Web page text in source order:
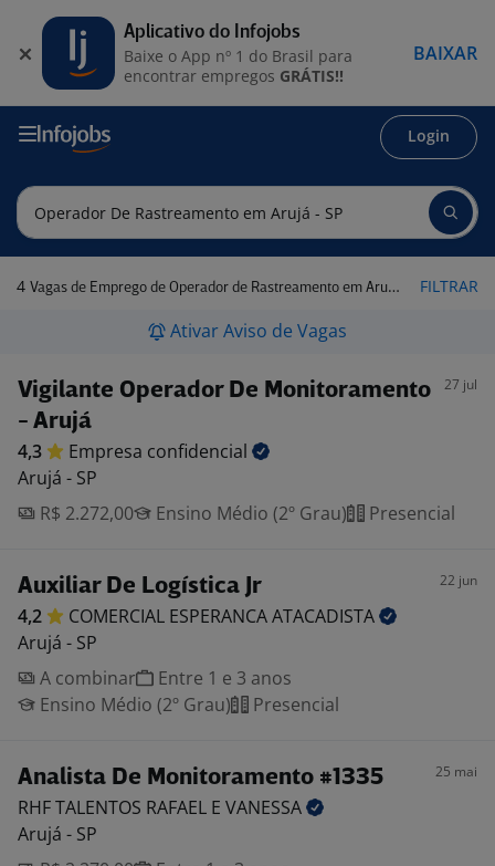
Login
4 Vagas de Emprego de Operador de Rastreamento em Arujá - SP FILTRAR
Ativar Aviso de Vagas
Vigilante Operador De Monitoramento
- Arujá
27 jul
4,3 Empresa confidencial
Arujá - SP
R$ 2.272,00
Ensino Médio (2º Grau) Presencial
Auxiliar De Logística Jr 22 jun
4,2 COMERCIAL ESPERANCAATACADISTA
Arujá - SP
A combinar
Entre 1 e 3 anos
Ensino Médio (2º Grau)
Presencial
Analista De Monitoramento #1335 25 mai
RHF TALENTOS RAFAEL E VANESSA
Arujá - SP
Aplicativo do Infojobs
Baixe o App nº 1 do Brasil para
encontrar empregos GRÁTIS!!
BAIXAR